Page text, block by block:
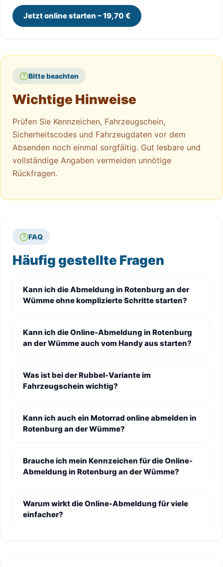
Jetzt online starten – 19,70 €
Bitte beachten
Wichtige Hinweise
Prüfen Sie Kennzeichen, Fahrzeugschein,
Sicherheitscodes und Fahrzeugdaten vor dem
Absenden noch einmal sorgfältig. Gut lesbare und
vollständige Angaben vermeiden unnötige
Rückfragen.
FAQ
Häufig gestellte Fragen
Kann ich die Abmeldung in Rotenburg an der
Wümme ohne komplizierte Schritte starten?
Kann ich die Online-Abmeldung in Rotenburg
an der Wümme auch vom Handy aus starten?
Was ist bei der Rubbel-Variante im
Fahrzeugschein wichtig?
Kann ich auch ein Motorrad online abmelden in
Rotenburg an der Wümme?
Brauche ich mein Kennzeichen für die Online-
Abmeldung in Rotenburg an der Wümme?
Warum wirkt die Online-Abmeldung für viele
einfacher?